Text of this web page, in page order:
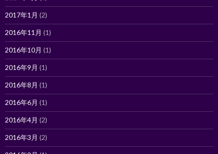
2017年1月 (2)
2016年11月 (1)
2016年10月 (1)
2016年9月 (1)
2016年8月 (1)
2016年6月 (1)
2016年4月 (2)
2016年3月 (2)